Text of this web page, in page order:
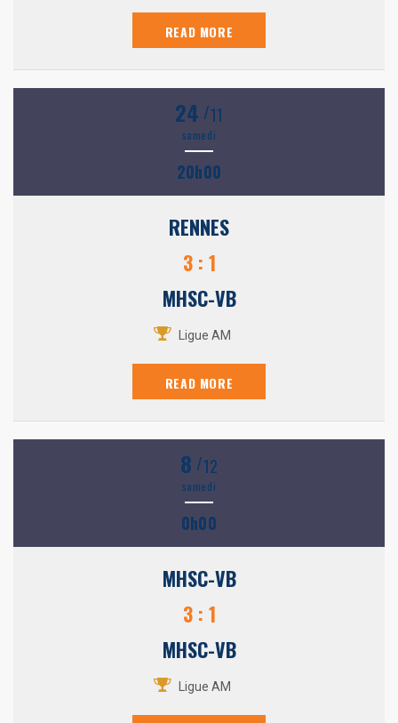
READ MORE
24 /11
samedi
20h00
RENNES
3 : 1
MHSC-VB
Ligue AM
READ MORE
8 /12
samedi
0h00
MHSC-VB
3 : 1
MHSC-VB
Ligue AM